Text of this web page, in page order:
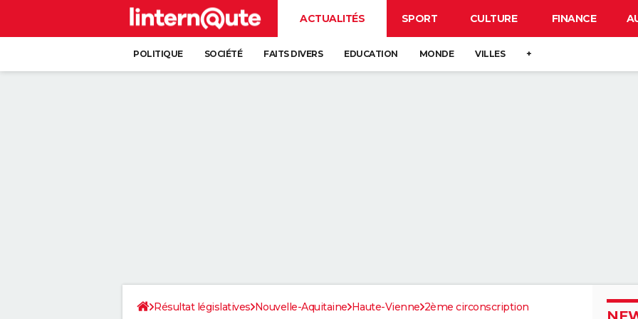
ACTUALITÉS SPORT CULTURE FINANCE
POLITIQUE SOCIÉTÉ FAITS DIVERS EDUCATION MONDE VILLES +
Résultat législatives Nouvelle-Aquitaine Haute-Vienne 2ème circonscription